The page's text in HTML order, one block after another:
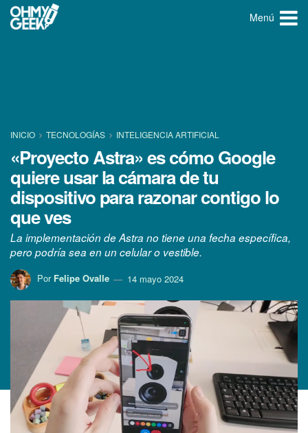
Menú
INICIO TECNOLOGÍ­AS INTELIGENCIA ARTIFICIAL
«Proyecto Astra» es cómo Google
quiere usar la cámara de tu
dispositivo para razonar contigo lo
que ves
La implementación de Astra no tiene una fecha específica,
pero podría sea en un celular o vestible.
Por Felipe Ovalle 14 mayo 2024